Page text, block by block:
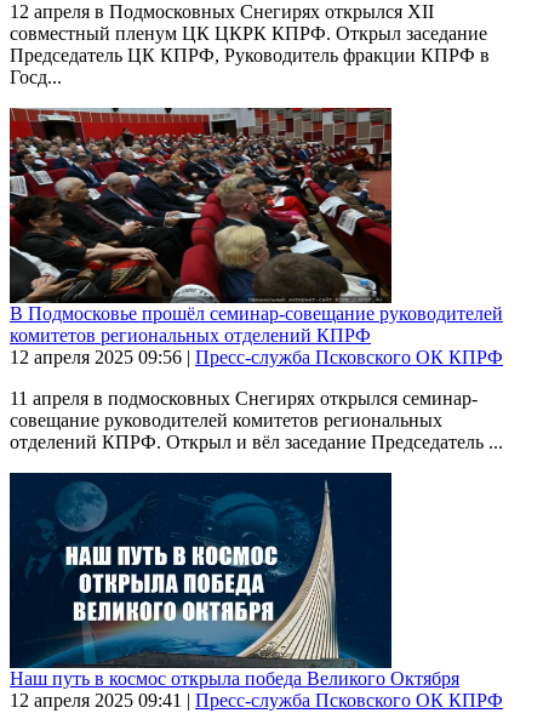
12 апреля в Подмосковных Снегирях открылся XII
совместный пленум ЦК ЦКРК КПРФ. Открыл заседание
Председатель ЦК КПРФ, Руководитель фракции КПРФ в
Госд...
В Подмосковье прошёл семинар-совещание руководителей
комитетов региональных отделений КПРФ
12 апреля 2025 09:56 | Пресс-служба Псковского ОК КПРФ
11 апреля в подмосковных Снегирях открылся семинар-
совещание руководителей комитетов региональных
отделений КПРФ. Открыл и вёл заседание Председатель ...
Наш путь в космос открыла победа Великого Октября
12 апреля 2025 09:41 | Пресс-служба Псковского ОК КПРФ